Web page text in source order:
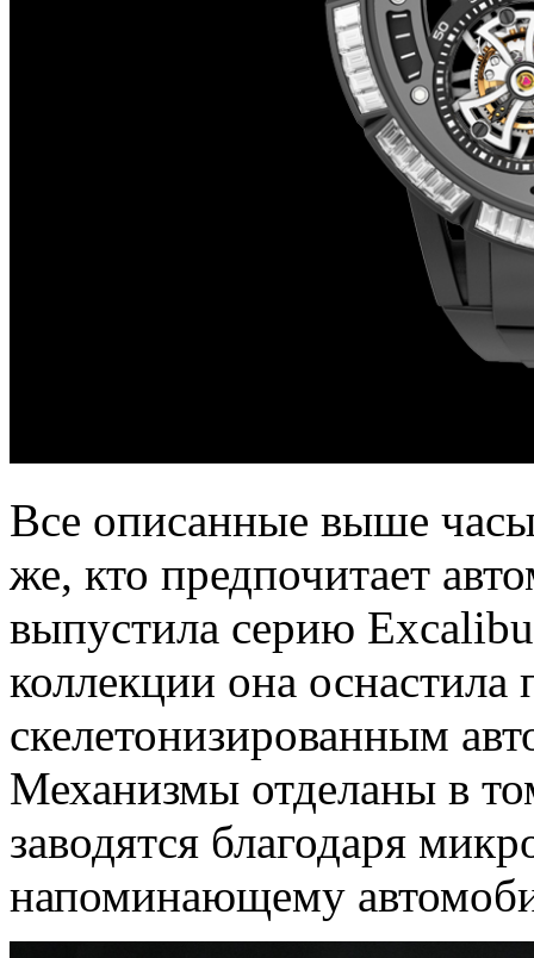
Все описанные выше
же, кто предпочитает
выпустила серию
коллекции она
скелетонизированным
Механизмы отделаны в
заводятся благодаря
напоминающему